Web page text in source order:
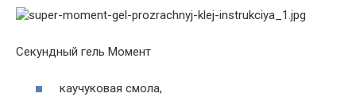
Секундный гель Момент
каучуковая смола,